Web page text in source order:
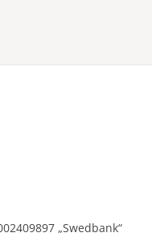
„Swedbank“